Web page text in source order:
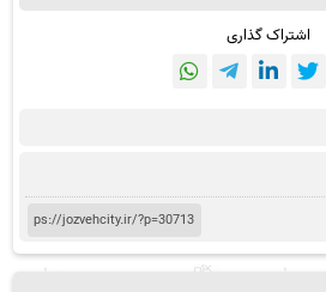
اشتراک گذاری